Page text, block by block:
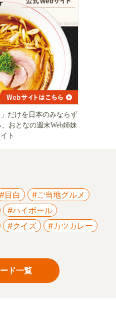
だけを日本のみならず
おとなの週末Web姉妹
ト
#目白
#ご当地グルメ
#ハイボール
#クイズ
#カツカレー
ド一覧